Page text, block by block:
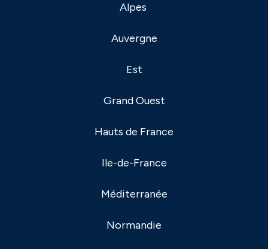
Alpes
Auvergne
Est
Grand Ouest
Hauts de France
Ile-de-France
Méditerranée
Normandie